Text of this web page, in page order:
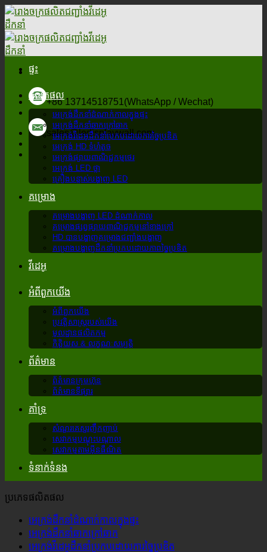
រំលង
ទៅ
មាតិកា
+86 13714518751(WhatsApp / Wechat)
sales@ledisplaywall.com
ផ្ទះ
ផលិតផល
អេក្រង់ដឹកនាំដំណាក់កាលក្នុងផ្ទះ
អេក្រង់ដឹកនាំឆាកក្រៅឆាក
អេក្រង់វីដេអូដឹកនាំប្រកបដោយការច្នៃប្រឌិត
អេក្រង់ HD ទំហំតូច
អេក្រង់ផ្សាយពាណិជ្ជកម្មថេរ
អេក្រង់ LED ថ្លា
គ្រឿងបន្លាស់បង្ហាញ LED
គម្រោង
គម្រោងបង្ហាញ LED ដំណាក់កាល
គម្រោងផ្សព្វផ្សាយពាណិជ្ជកម្មនៅខាងក្រៅ
HD បានបង្ហាញគម្រោងជញ្ជាំងបង្ហាញ
គម្រោងបង្ហាញដឹកនាំប្រកបដោយភាពច្នៃប្រឌិត
វីដេអូ
អំពី​ពួក​យើង
អំពី​ពួក​យើង
ប្រវត្តិសាស្រ្តរបស់យើង
មូលដ្ឋានផលិតកម្ម
កិត្តិយស & លក្ខណៈ​សម្បត្តិ
ព័ត៌មាន
ព័ត៌មានក្រុមហ៊ុន
ព័ត៌មានទីផ្សារ
គាំទ្រ
សំណួរគេសួរញឹកញាប់
សេវាកម្មបណ្តុះបណ្តាល
សេវាកម្មតាមអ៊ីនធឺណិត
ទំនាក់ទំនង
ប្រភេទផលិតផល
អេក្រង់ដឹកនាំដំណាក់កាលក្នុងផ្ទះ
អេក្រង់ដឹកនាំឆាកក្រៅឆាក
អេក្រង់វីដេអូដឹកនាំប្រកបដោយការច្នៃប្រឌិត